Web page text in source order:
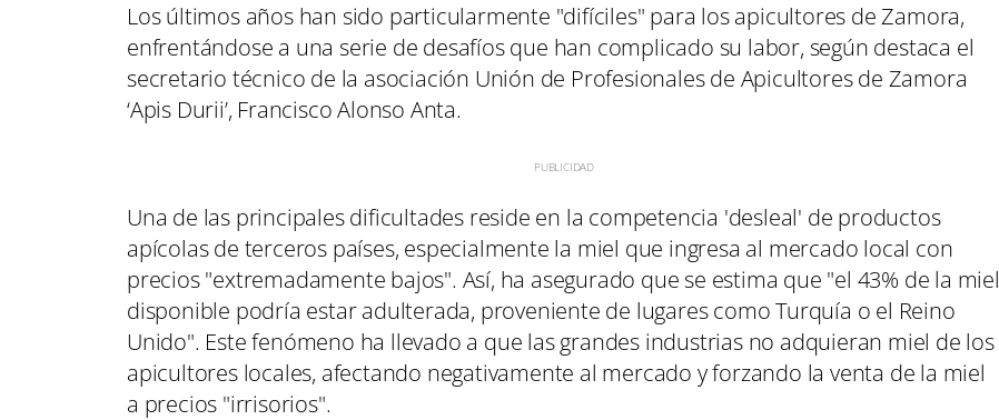
Los últimos años han sido particularmente "difíciles" para los apicultores de Zamora,
enfrentándose a una serie de desafíos que han complicado su labor, según destaca el
secretario técnico de la asociación Unión de Profesionales de Apicultores de Zamora
‘Apis Durii’, Francisco Alonso Anta.
Una de las principales dificultades reside en la competencia 'desleal' de productos
apícolas de terceros países, especialmente la miel que ingresa al mercado local con
precios "extremadamente bajos". Así, ha asegurado que se estima que "el 43% de la miel
disponible podría estar adulterada, proveniente de lugares como Turquía o el Reino
Unido". Este fenómeno ha llevado a que las grandes industrias no adquieran miel de los
apicultores locales, afectando negativamente al mercado y forzando la venta de la miel
a precios "irrisorios".